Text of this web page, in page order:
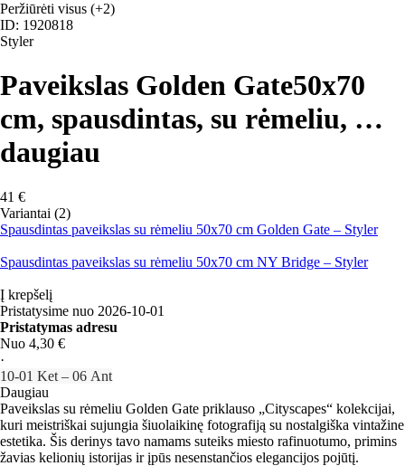
Peržiūrėti visus (+2)
ID: 1920818
Styler
Paveikslas Golden Gate50x70
cm, spausdintas, su rėmeliu, …
daugiau
41 €
Variantai (2)
Spausdintas paveikslas su rėmeliu 50x70 cm Golden Gate – Styler
Spausdintas paveikslas su rėmeliu 50x70 cm NY Bridge – Styler
Į krepšelį
Pristatysime nuo 2026‑10‑01
Pristatymas adresu
Nuo 4,30 €
·
10‑01 Ket – 06 Ant
Daugiau
Paveikslas su rėmeliu Golden Gate priklauso „Cityscapes“ kolekcijai,
kuri meistriškai sujungia šiuolaikinę fotografiją su nostalgiška vintažine
estetika. Šis derinys tavo namams suteiks miesto rafinuotumo, primins
žavias kelionių istorijas ir įpūs nesenstančios elegancijos pojūtį.